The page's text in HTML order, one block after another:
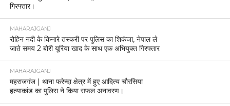
गिरफ्तार।
MAHARAJGANJ
रोहिन नदी के किनारे तस्करी पर पुलिस का शिकंजा, नेपाल ले
जाते समय 2 बोरी यूरिया खाद के साथ एक अभियुक्त गिरफ्तार
MAHARAJGANJ
महराजगंज | थाना फरेन्दा क्षेत्र में हुए आदित्य चौरसिया
हत्याकांड का पुलिस ने किया सफल अनावरण।